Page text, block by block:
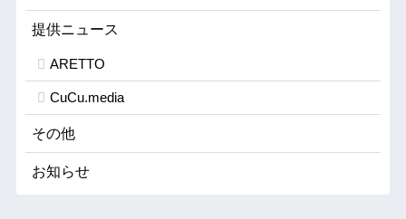
提供ニュース
ARETTO
CuCu.media
その他
お知らせ